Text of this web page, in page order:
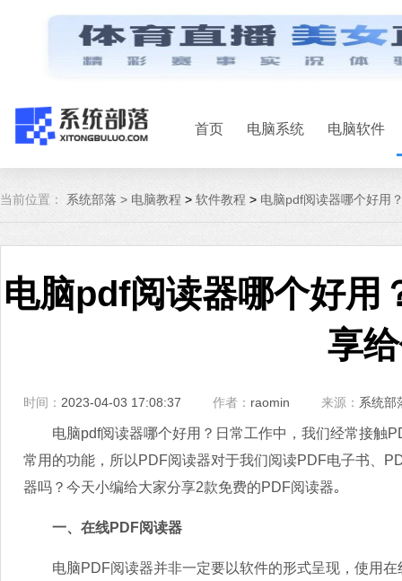
首页 电脑系统 电脑软件
当前位置： 系统部落 > 电脑教程 > 软件教程 > 电脑pdf阅读器哪个好用
电脑pdf阅读器哪个好用
享
时间： 2023-04-03 17:08:37 作者： raomin 来源： 系统部
电脑pdf阅读器哪个好用？日常工作中，我们经常接触
常用的功能，所以PDF阅读器对于我们阅读PDF电子书、
器吗？今天小编给大家分享2款免费的PDF阅读器｡
一、在线PDF阅读器
电脑PDF阅读器并非一定要以软件的形式呈现，使用在